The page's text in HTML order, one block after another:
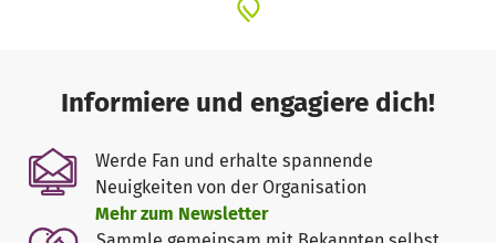
„Auch wenn wir unseren kleinen Patientinnen und
Informiere und engagiere dich!
Werde Fan und erhalte spannende
Neuigkeiten von der Organisation
Mehr zum Newsletter